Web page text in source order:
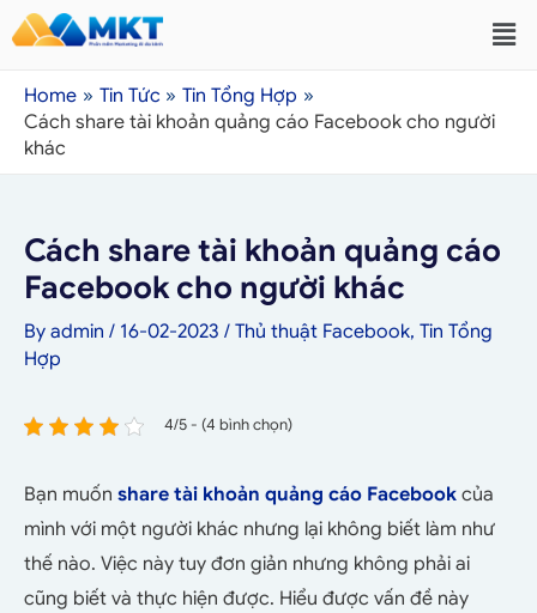
Home Tin Tức
Tin Tổng Hợp
Cách share tài khoản quảng cáo Facebook cho người
khác
Cách share tài khoản quảng cáo
Facebook cho người khác
By admin / 16-02-2023 / Thủ thuật Facebook, Tin Tổng
Hợp
4/5 - (4 bình chọn)
Bạn muốn share tài khoản quảng cáo Facebook của
mình với một người khác nhưng lại không biết làm như
thế nào. Việc này tuy đơn giản nhưng không phải ai
cũng biết và thực hiện được. Hiểu được vấn đề này